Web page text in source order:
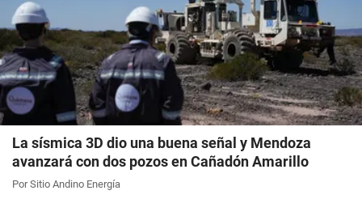
La sísmica 3D dio una buena señal y Mendoza
avanzará con dos pozos en Cañadón Amarillo
Por Sitio Andino Energía